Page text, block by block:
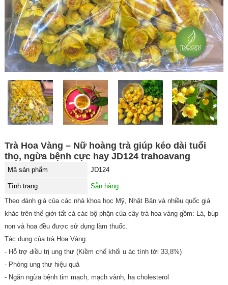
Trà Hoa Vàng – Nữ hoàng trà giúp kéo dài tuổi
thọ, ngừa bệnh cực hay JD124 trahoavang
Mã sản phẩm JD124
Tình trạng
Sẵn hàng
Theo đánh giá của các nhà khoa học Mỹ, Nhật Bản và nhiều quốc giá
khác trên thế giới tất cả các bộ phận của cây trà hoa vàng gồm: Lá, búp
non và hoa đều được sử dụng làm thuốc.
Tác dụng của trà Hoa Vàng:
- Hỗ trợ điều trị ung thư (Kiềm chế khối u ác tính tới 33,8%)
- Phòng ung thư hiệu quả
- Ngăn ngừa bệnh tim mạch, mạch vành, hạ cholesterol